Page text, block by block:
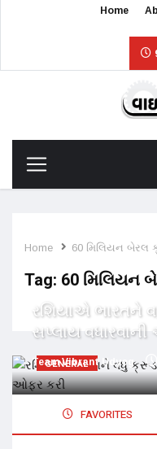
Home
Home 60 મિલિયન બેરલ
Tag: 60 મિલિયન
GENERAL
રશિયાએ ભારતને
સપ્લાય
Team Vibrant Udyog
FAVORITES